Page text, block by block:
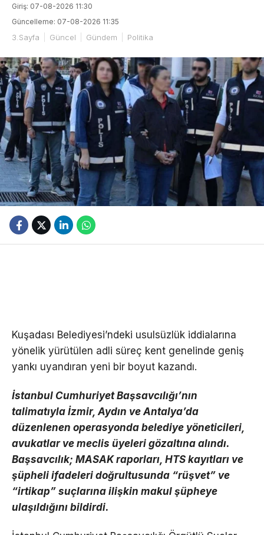
Giriş: 07-08-2026 11:30
Güncelleme: 07-08-2026 11:35
3.Sayfa Güncel Gündem Politika
Kuşadası Belediyesi’ndeki usulsüzlük iddialarına
yönelik yürütülen adli süreç kent genelinde geniş
yankı uyandıran yeni bir boyut kazandı.
İstanbul Cumhuriyet Başsavcılığı’nın
talimatıyla İzmir, Aydın ve Antalya’da
düzenlenen operasyonda belediye yöneticileri,
avukatlar ve meclis üyeleri gözaltına alındı.
Başsavcılık; MASAK raporları, HTS kayıtları ve
şüpheli ifadeleri doğrultusunda “rüşvet” ve
“irtikap” suçlarına ilişkin makul şüpheye
ulaşıldığını bildirdi.